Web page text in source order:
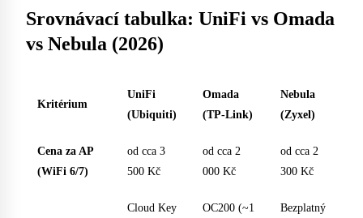
Srovnávací tabulka: UniFi vs Omada
vs Nebula (2026)
Kritérium
UniFi
(Ubiquiti)
Omada
(TP-Link)
Nebula
(Zyxel)
Cena za AP
(WiFi 6/7)
od cca 3
500 Kč
od cca 2
000 Kč
od cca 2
300 Kč
Cloud Key
OC200 (~1
Bezplatný